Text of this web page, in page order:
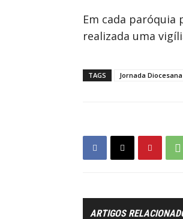
Em cada
realizada uma
TAGS Jornada
ARTIGOS